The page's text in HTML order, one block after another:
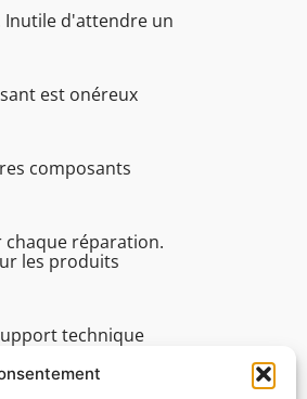
Inutile d'attendre un
est onéreux
composants
chaque réparation.
les produits
technique
à 16h45 pour